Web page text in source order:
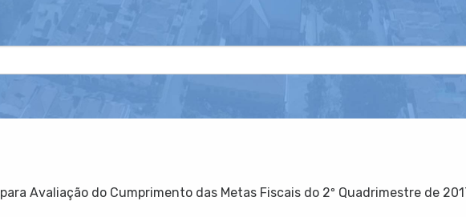
Avaliação do Cumprimento das Metas Fiscais do 2º Quadrimestre de